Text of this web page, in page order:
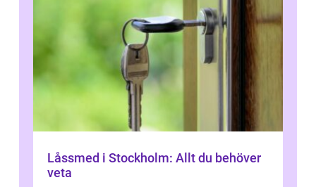
Låssmed i Stockholm: Allt du behöver
veta